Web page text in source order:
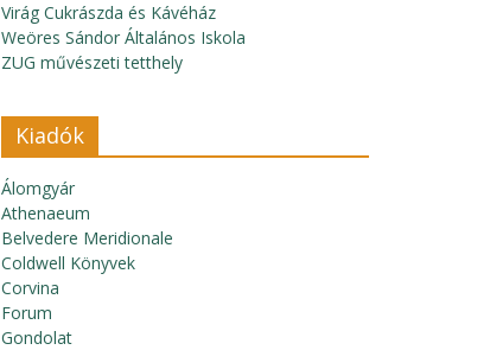
Virág Cukrászda és Kávéház
Weöres Sándor Általános Iskola
ZUG művészeti tetthely
Kiadók
Álomgyár
Athenaeum
Belvedere Meridionale
Coldwell Könyvek
Corvina
Forum
Gondolat